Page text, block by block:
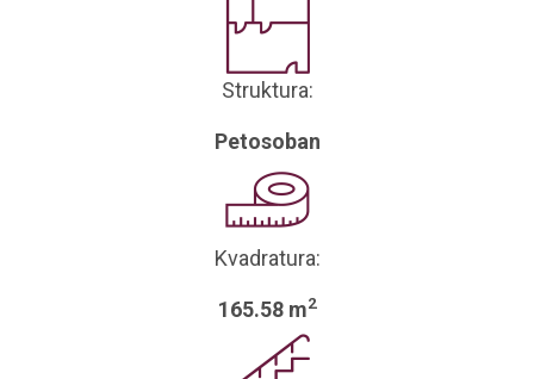
Struktura:
Petosoban
Kvadratura:
165.58 m2